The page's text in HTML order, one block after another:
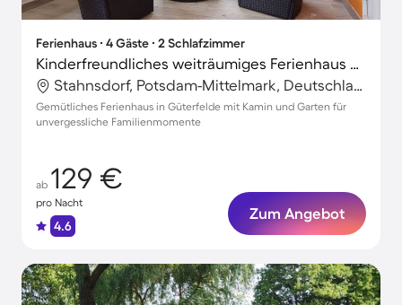
Ferienhaus ∙ 4 Gäste ∙ 2 Schlafzimmer
Kinderfreundliches weiträumiges Ferienhaus mit Garten, Terrasse und Grill
Stahnsdorf, Potsdam-Mittelmark, Deutschland
Gemütliches Ferienhaus in Güterfelde mit Kamin und Garten für
unvergessliche Familienmomente
ab 129 €
pro Nacht
4.6
Zum Angebot